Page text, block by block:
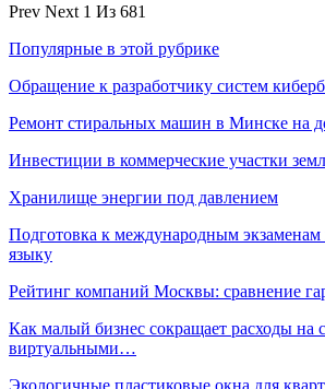
Prev Next 1 Из 681
Популярные в этой рубрике
Обращение к разработчику систем
Ремонт стиральных машин в Минске на
Инвестиции в коммерческие участки
Хранилище энергии под давлением
Подготовка к международным экзаменам
языку
Рейтинг компаний Москвы: сравнение
Как малый бизнес сокращает расходы на
виртуальными…
Экологичные пластиковые окна для